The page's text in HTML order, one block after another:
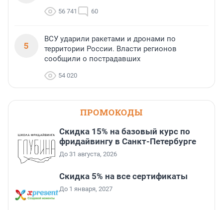
56 741 60
5
ВСУ ударили ракетами и дронами по
территории России. Власти регионов
сообщили о пострадавших
54 020
ПРОМОКОДЫ
Скидка 15% на базовый курс по
фридайвингу в Санкт-Петербурге
До 31 августа, 2026
Скидка 5% на все сертификаты
До 1 января, 2027